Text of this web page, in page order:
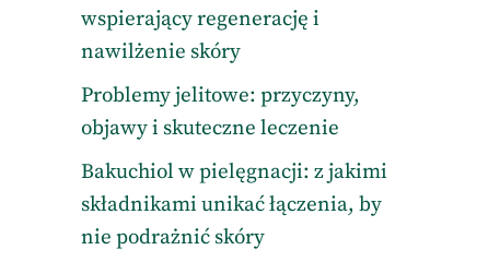
wspierający regenerację i
nawilżenie skóry
Problemy jelitowe: przyczyny,
objawy i skuteczne leczenie
Bakuchiol w pielęgnacji: z jakimi
składnikami unikać łączenia, by
nie podrażnić skóry